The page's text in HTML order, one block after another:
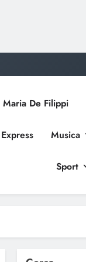
De Filippi
Musica
Sport